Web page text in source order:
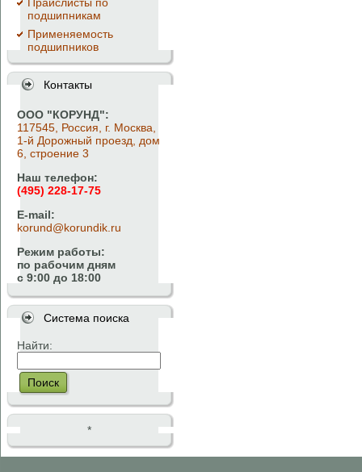
подшипникам
Применяемость
подшипников
Контакты
ООО "КОРУНД":
117545, Россия, г. Москва,
1-й Дорожный проезд, дом
6, строение 3
Наш телефон:
(495) 228-17-75
E-mail:
korund@korundik.ru
Режим работы:
по рабочим дням
с 9:00 до 18:00
Система поиска
Найти:
Поиск
*